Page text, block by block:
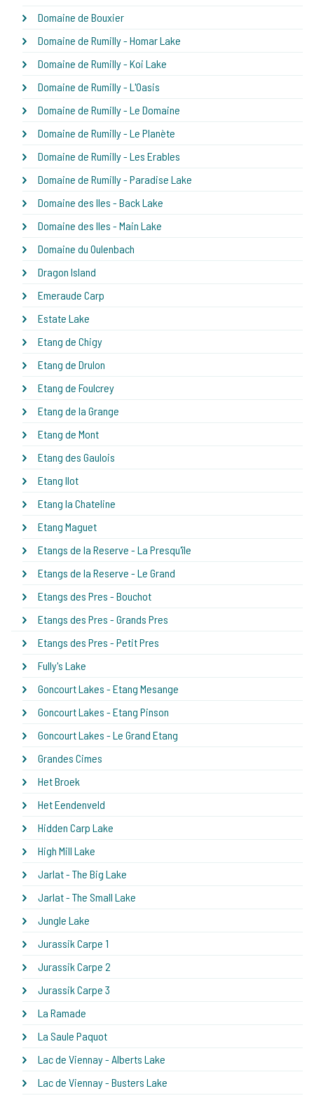
Domaine de Bouxier
Domaine de Rumilly - Homar Lake
Domaine de Rumilly - Koi Lake
Domaine de Rumilly - L'Oasis
Domaine de Rumilly - Le Domaine
Domaine de Rumilly - Le Planète
Domaine de Rumilly - Les Erables
Domaine de Rumilly - Paradise Lake
Domaine des Iles - Back Lake
Domaine des Iles - Main Lake
Domaine du Oulenbach
Dragon Island
Emeraude Carp
Estate Lake
Etang de Chigy
Etang de Drulon
Etang de Foulcrey
Etang de la Grange
Etang de Mont
Etang des Gaulois
Etang Ilot
Etang la Chateline
Etang Maguet
Etangs de la Reserve - La Presqu'île
Etangs de la Reserve - Le Grand
Etangs des Pres - Bouchot
Etangs des Pres - Grands Pres
Etangs des Pres - Petit Pres
Fully's Lake
Goncourt Lakes - Etang Mesange
Goncourt Lakes - Etang Pinson
Goncourt Lakes - Le Grand Etang
Grandes Cimes
Het Broek
Het Eendenveld
Hidden Carp Lake
High Mill Lake
Jarlat - The Big Lake
Jarlat - The Small Lake
Jungle Lake
Jurassik Carpe 1
Jurassik Carpe 2
Jurassik Carpe 3
La Ramade
La Saule Paquot
Lac de Viennay - Alberts Lake
Lac de Viennay - Busters Lake